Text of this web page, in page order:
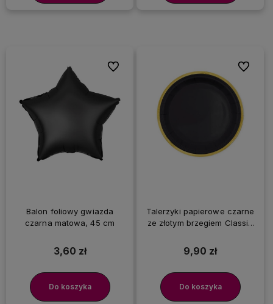
Balon foliowy gwiazda
czarna matowa, 45 cm
3,60 zł
Do koszyka
Do ulubionych
Talerzyki papierowe czarne
ze złotym brzegiem Classic
9,90 zł
Do koszyka
Do